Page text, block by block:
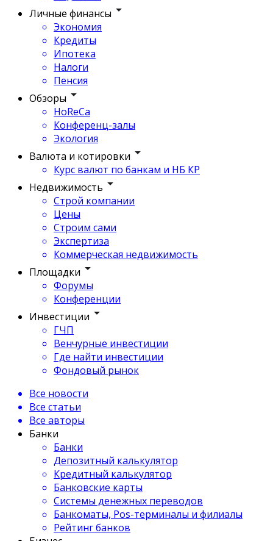
Личные финансы
Экономия
Кредиты
Ипотека
Налоги
Пенсия
Обзоры
HoReCa
Конференц-залы
Экология
Валюта и котировки
Курс валют по банкам и НБ КР
Недвижимость
Строй компании
Цены
Строим сами
Экспертиза
Коммерческая недвижимость
Площадки
Форумы
Конференции
Инвестиции
ГЧП
Венчурные инвестиции
Где найти инвестиции
Фондовый рынок
Все новости
Все статьи
Все авторы
Банки
Банки
Депозитный калькулятор
Кредитный калькулятор
Банковские карты
Системы денежных переводов
Банкоматы, Pos-терминалы и филиалы
Рейтинг банков